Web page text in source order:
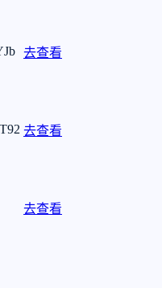
去查看
去查看
去查看